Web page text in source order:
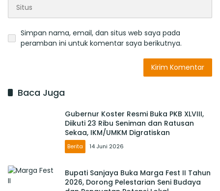
Simpan nama, email, dan situs web saya pada
peramban ini untuk komentar saya berikutnya.
Baca Juga
Gubernur Koster Resmi Buka PKB XLVIII,
Diikuti 23 Ribu Seniman dan Ratusan
Sekaa, IKM/UMKM Digratiskan
Berita 14 Juni 2026
Bupati Sanjaya Buka Marga Fest II Tahun
2026, Dorong Pelestarian Seni Budaya